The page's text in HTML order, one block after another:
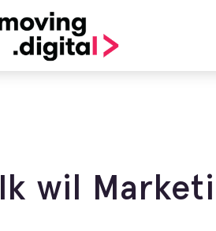
Ik wil